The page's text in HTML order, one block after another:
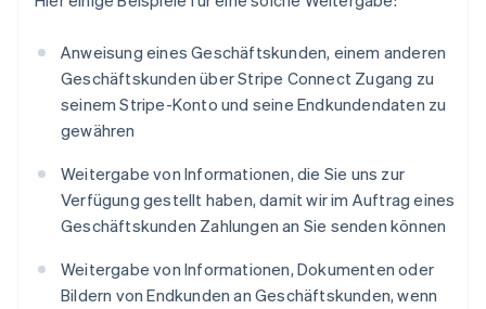
Anweisung eines Geschäftskunden, einem anderen
Geschäftskunden über Stripe Connect Zugang zu
seinem Stripe-Konto und seine Endkundendaten zu
gewähren
Weitergabe von Informationen, die Sie uns zur
Verfügung gestellt haben, damit wir im Auftrag eines
Geschäftskunden Zahlungen an Sie senden können
Weitergabe von Informationen, Dokumenten oder
Bildern von Endkunden an Geschäftskunden, wenn